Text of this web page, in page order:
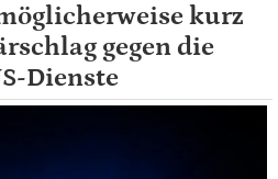
kurz
gegen die
Dienste